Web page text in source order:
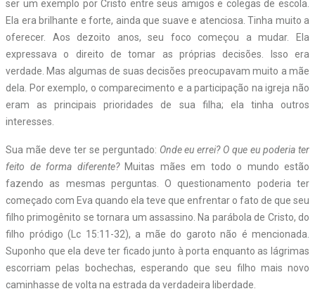
ser um exemplo por Cristo entre seus amigos e colegas de escola.
Ela era brilhante e forte, ainda que suave e atenciosa. Tinha muito a
oferecer. Aos dezoito anos, seu foco começou a mudar. Ela
expressava o direito de tomar as próprias decisões. Isso era
verdade. Mas algumas de suas decisões preocupavam muito a mãe
dela. Por exemplo, o comparecimento e a participação na igreja não
eram as principais prioridades de sua filha; ela tinha outros
interesses.
Sua mãe deve ter se perguntado: Onde eu errei? O que eu poderia ter
feito de forma diferente? Muitas mães em todo o mundo estão
fazendo as mesmas perguntas. O questionamento poderia ter
começado com Eva quando ela teve que enfrentar o fato de que seu
filho primogênito se tornara um assassino. Na parábola de Cristo, do
filho pródigo (Lc 15:11-32), a mãe do garoto não é mencionada.
Suponho que ela deve ter ficado junto à porta enquanto as lágrimas
escorriam pelas bochechas, esperando que seu filho mais novo
caminhasse de volta na estrada da verdadeira liberdade.